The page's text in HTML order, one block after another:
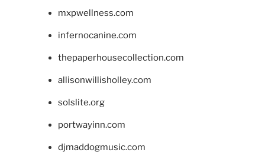
mxpwellness.com
infernocanine.com
thepaperhousecollection.com
allisonwillisholley.com
solslite.org
portwayinn.com
djmaddogmusic.com